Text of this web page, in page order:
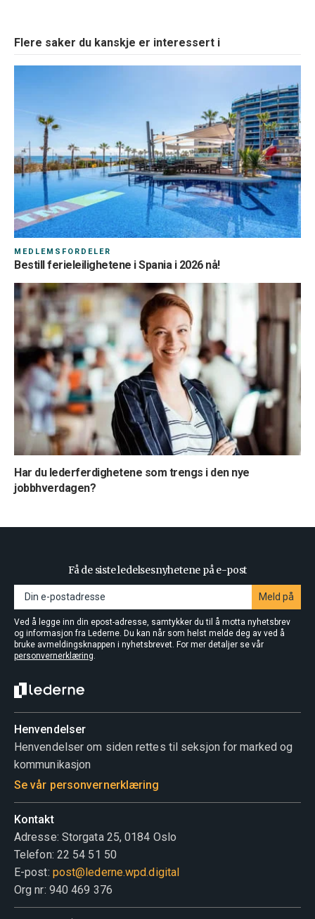
Flere saker du kanskje er interessert i
MEDLEMSFORDELER
Bestill ferieleilighetene i Spania i 2026 nå!
Har du lederferdighetene som trengs i den nye
jobbhverdagen?
Få de siste ledelsesnyhetene på e-post
Meld på
Ved å legge inn din epost-adresse, samtykker du til å motta nyhetsbrev
og informasjon fra Lederne. Du kan når som helst melde deg av ved å
bruke avmeldingsknappen i nyhetsbrevet. For mer detaljer se vår
personvernerklæring.
Henvendelser
Henvendelser om siden rettes til seksjon for marked og
kommunikasjon
Se vår personvernerklæring
Kontakt
Adresse: Storgata 25, 0184 Oslo
Telefon: 22 54 51 50
E-post: post@lederne.wpd.digital
Org nr: 940 469 376